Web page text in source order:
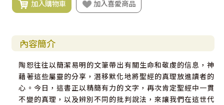
加入購物車 加入喜愛商品
內容簡介
陶恕往往以簡潔易明的文筆帶出有關生命和敬虔的信息，神
藉著這些屬靈的分享，潛移默化地將聖經的真理放進讀者的
心。今日，這書正以精簡有力的文字，再次肯定聖經中一貫
不變的真理，以及辨別不同的批判說法，來讓我們在這世代